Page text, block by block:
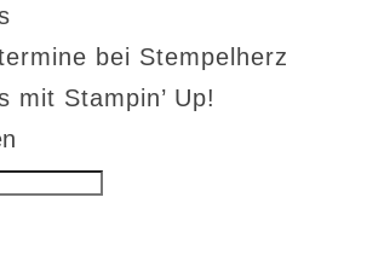
bei Stempelherz
mit Stampin’ Up!